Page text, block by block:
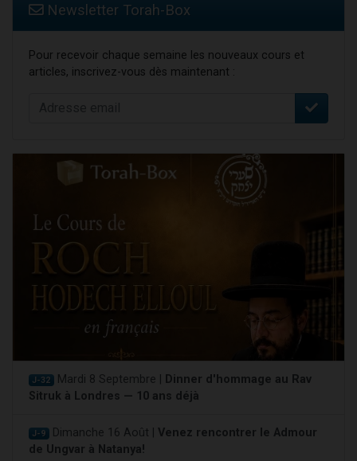
Newsletter Torah-Box
Pour recevoir chaque semaine les nouveaux cours et
articles, inscrivez-vous dès maintenant :
J-32 Mardi 8 Septembre |
Dinner d'hommage au Rav
Sitruk à Londres — 10 ans déjà
J-9 Dimanche 16 Août | Venez rencontrer le Admour
de Ungvar à Natanya!